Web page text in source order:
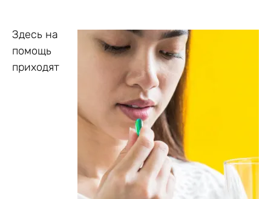
Здесь на
помощь
приходят